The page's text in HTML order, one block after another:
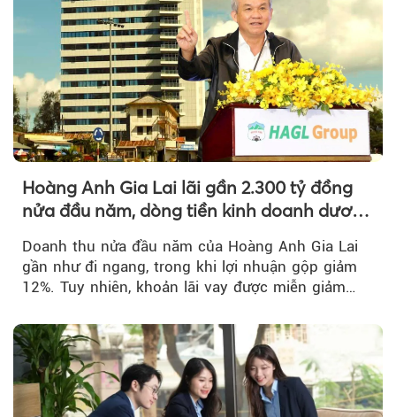
Hoàng Anh Gia Lai lãi gần 2.300 tỷ đồng
nửa đầu năm, dòng tiền kinh doanh dương
Doanh thu nửa đầu năm của Hoàng Anh Gia Lai
gần như đi ngang, trong khi lợi nhuận gộp giảm
12%. Tuy nhiên, khoản lãi vay được miễn giảm